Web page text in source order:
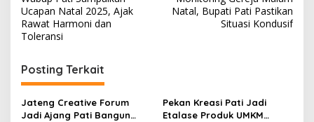
a
v
g
a
s
Ucapan Natal 2025, Ajak
Rawat Harmoni dan
Toleransi
Natal, Bupati Pati Pastikan
Situasi Kondusif
Posting Terkait
Jateng Creative Forum
Jadi Ajang Pati Bangun
Pekan Kreasi Pati Jadi
Etalase Produk UMKM